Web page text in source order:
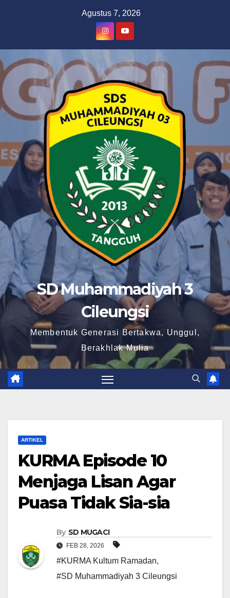
Agustus 7, 2026
SD Muhammadiyah 3
Cileungsi
Membentuk Generasi Bertakwa, Unggul,
Berakhlak Mulia
ARTIKEL
KURMA Episode 10
Menjaga Lisan Agar
Puasa Tidak Sia-sia
By SD MUGACI
FEB 28, 2026
#KURMA Kultum Ramadan,
#SD Muhammadiyah 3 Cileungsi